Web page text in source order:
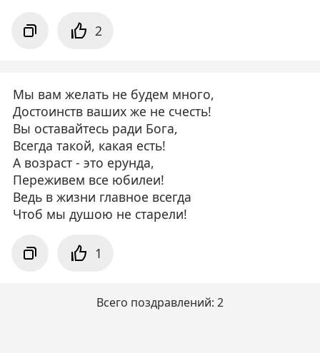
2
Мы вам желать не будем много,
Достоинств ваших же не счесть!
Вы оставайтесь ради Бога,
Всегда такой, какая есть!
А возраст - это ерунда,
Переживем все юбилеи!
Ведь в жизни главное всегда
Чтоб мы душою не старели!
1
Всего поздравлений: 2